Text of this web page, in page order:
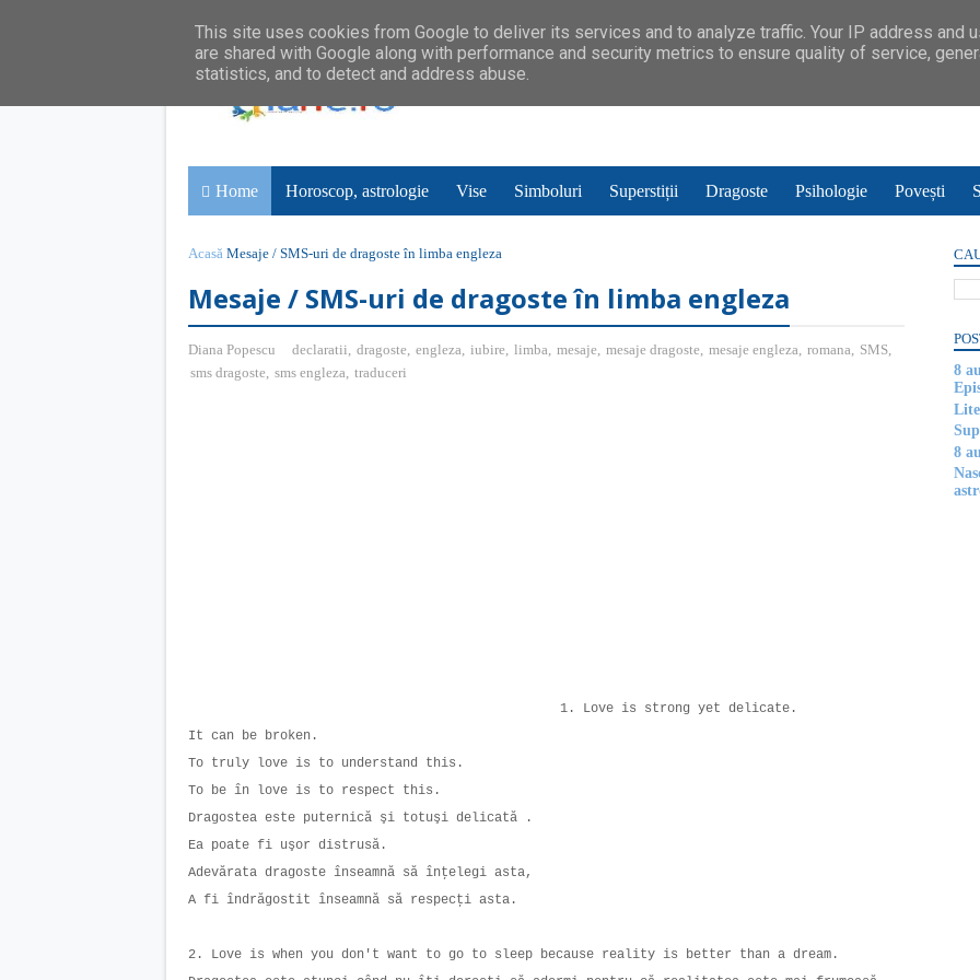
Home Horoscop, astrologie Vise Simboluri Superstiții Dragoste Psihologie Povești
Acasă Mesaje / SMS-uri de dragoste în limba engleza
Mesaje / SMS-uri de dragoste în limba engleza
Diana Popescu declaratii, dragoste, engleza, iubire, limba, mesaje, mesaje dragoste, mesaje engleza, romana, SMS,
sms dragoste, sms engleza, traduceri
1. Love is strong yet delicate.
It can be broken.
To truly love is to understand this.
To be în love is to respect this.
Dragostea este puternică şi totuşi delicată .
Ea poate fi uşor distrusă.
Adevărata dragoste înseamnă să înţelegi asta,
A fi îndrăgostit înseamnă să respecţi asta.
2. Love is when you don't want to go to sleep because reality is better than a dream.
8
8
This site uses cookies from Google to deliver its services and to analyze traffic. Your IP address and
are shared with Google along with performance and security metrics to ensure quality of service,
statistics, and to detect and address abuse.